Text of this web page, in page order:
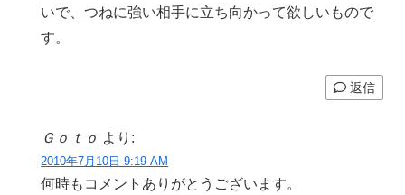
いで、つねに強い相手に立ち向かって欲しいもので
す。
返信
Ｇｏｔｏ より:
2010年7月10日 9:19 AM
何時もコメントありがとうございます。